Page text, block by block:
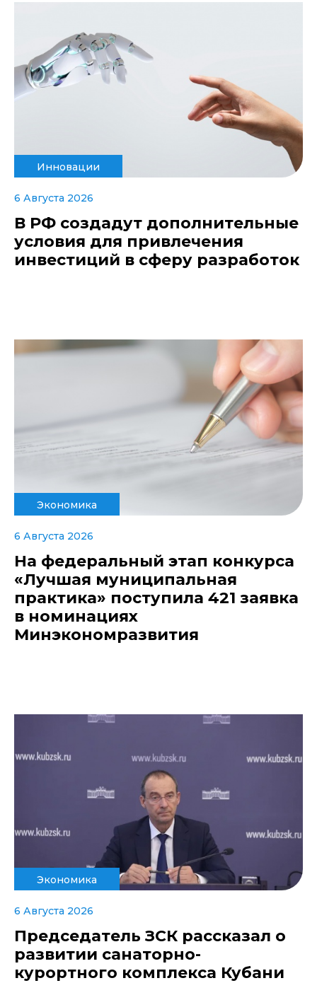
Инновации
6 Августа 2026
В РФ создадут дополнительные
условия для привлечения
инвестиций в сферу разработок
Экономика
6 Августа 2026
На федеральный этап конкурса
«Лучшая муниципальная
практика» поступила 421 заявка
в номинациях
Минэкономразвития
Экономика
6 Августа 2026
Председатель ЗСК рассказал о
развитии санаторно-
курортного комплекса Кубани